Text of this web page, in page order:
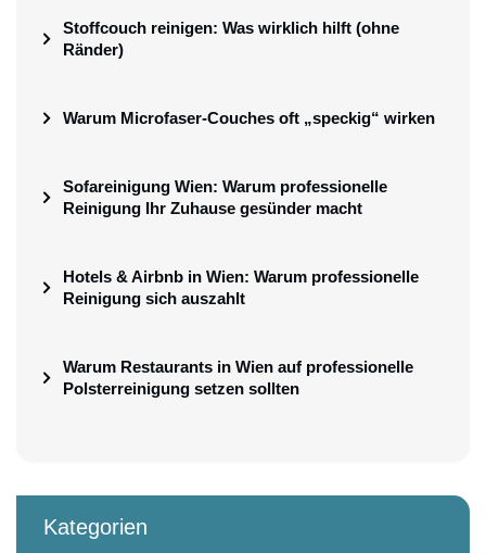
Stoffcouch reinigen: Was wirklich hilft (ohne
Ränder)
Warum Microfaser-Couches oft „speckig“ wirken
Sofareinigung Wien: Warum professionelle
Reinigung Ihr Zuhause gesünder macht
Hotels & Airbnb in Wien: Warum professionelle
Reinigung sich auszahlt
Warum Restaurants in Wien auf professionelle
Polsterreinigung setzen sollten
Kategorien